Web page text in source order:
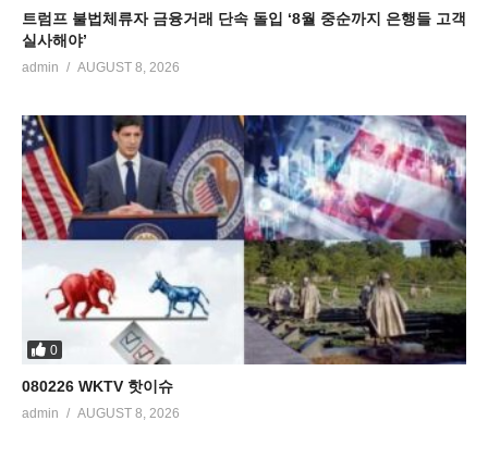
트럼프 불법체류자 금융거래 단속 돌입 ‘8월 중순까지 은행들 고객
실사해야’
admin AUGUST 8, 2026
0
080226 WKTV 핫이슈
admin AUGUST 8, 2026